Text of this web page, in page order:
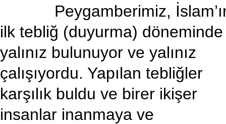
Peygamberimiz,
ilk tebliğ (duyurma) döneminde
yalınız bulunuyor ve yalınız
çalışıyordu. Yapılan tebliğler
karşılık buldu ve birer ikişer
insanlar inanmaya ve